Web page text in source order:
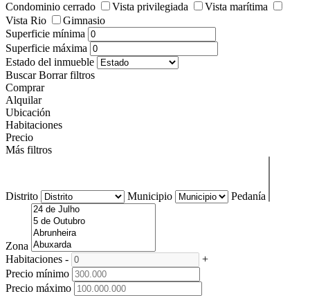
Condominio cerrado
Vista privilegiada
Vista marítima
Vista Rio
Gimnasio
Superficie mínima
Superficie máxima
Estado del inmueble
Buscar Borrar filtros
Comprar
Alquilar
Ubicación
Habitaciones
Precio
Más filtros
Distrito Municipio Pedanía
Zona
Habitaciones -
+
Precio mínimo
Precio máximo